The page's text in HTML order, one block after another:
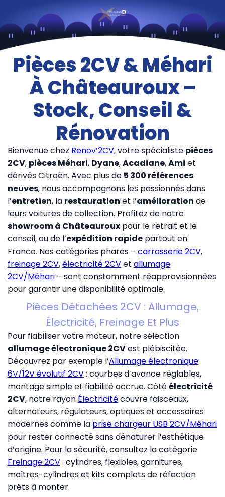
Pièces 2CV & Méhari
À Châteauroux –
Stock, Conseil &
Rénovation
Bienvenue chez Renov’2CV, votre spécialiste pièces
2CV, pièces Méhari, Dyane,Acadiane,Ami et
dérivés Citroën. Avec plus de 5 300 références
neuves, nous accompagnons les passionnés dans
l’entretien, la restauration et l’amélioration de
leurs voitures de collection. Profitez de notre
showroom à Châteauroux pour le retrait et le
conseil, ou de l’expédition rapide partout en
France. Nos catégories phares – carrosserie 2CV,
freinage 2CV,électricité 2CVet allumage
2CV/Méhari – sont constamment réapprovisionnées
pour garantir une disponibilité optimale.
Pièces Détachées 2CV : Allumage,
Électricité, Freinage Et Plus
Pour fiabiliser votre moteur, notre sélection
allumage électronique 2CVest plébiscitée.
Découvrez par exemple l’Allumage électronique
6V/12V évolutif 2CV: courbes d’avance réglables,
montage simple et fiabilité accrue. Côtéélectricité
2CV, notre rayon Électricitécouvre faisceaux,
alternateurs, régulateurs, optiques et accessoires
modernes comme la prise chargeur USB 2CV/Méhari
pour rester connecté sans dénaturer l’esthétique
d’origine. Pour la sécurité, consultez la catégorie
Freinage 2CV: cylindres, flexibles, garnitures,
maîtres-cylindres et kits complets de réfection
prêts à monter.